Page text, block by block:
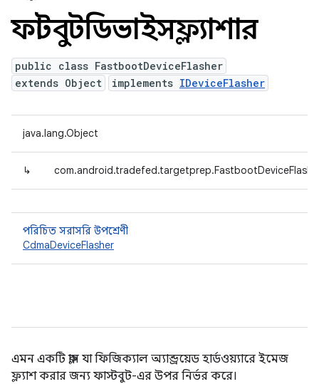
ফাস্টবুটডিভাইসফ্ল্যাশার
public class FastbootDeviceFlasher
extends Object
implements IDeviceFlasher
java.lang.Object
↳
পরিচিত সরাসরি উপশ্রেণী
CdmaDeviceFlasher
এমন একটি ক্লাস যা ফিজিক্যাল অ্যান্ড্রয়েড হার্ডওয়্যারে ইমেজ
ফ্ল্যাশ করার জন্য ফাস্টবুট-এর উপর নির্ভর করে।